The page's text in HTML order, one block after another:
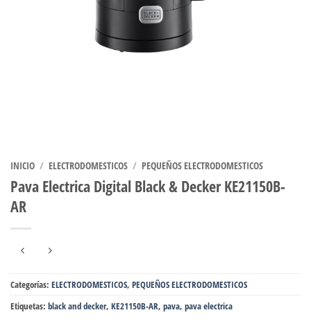
INICIO / ELECTRODOMESTICOS / PEQUEÑOS ELECTRODOMESTICOS
Pava Electrica Digital Black & Decker KE21150B-
AR
Categorías: ELECTRODOMESTICOS, PEQUEÑOS ELECTRODOMESTICOS
Etiquetas: black and decker, KE21150B-AR, pava, pava electrica